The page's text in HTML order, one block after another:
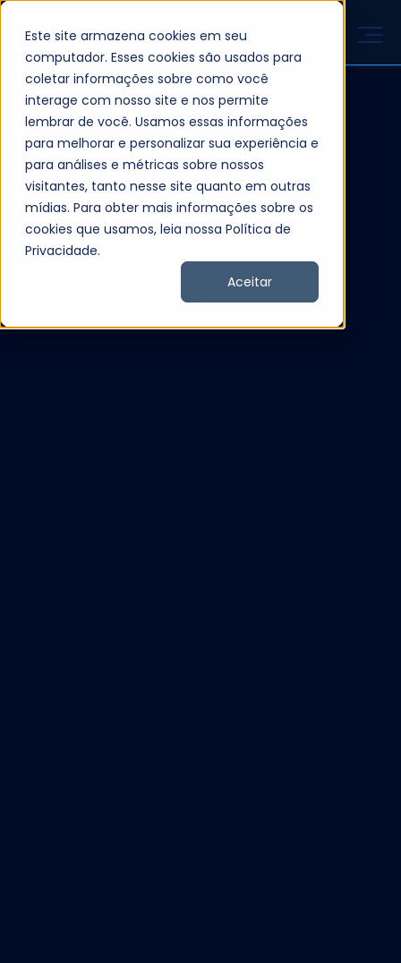
Este site armazena cookies em seu
computador. Esses cookies são usados para
coletar informações sobre como você
interage com nosso site e nos permite
lembrar de você. Usamos essas informações
para melhorar e personalizar sua experiência e
para análises e métricas sobre nossos
visitantes, tanto nesse site quanto em outras
mídias. Para obter mais informações sobre os
cookies que usamos, leia nossa Política de
Privacidade.
Aceitar